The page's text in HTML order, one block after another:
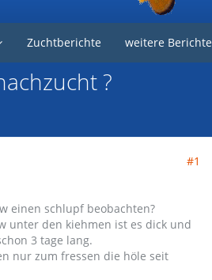
Zuchtberichte weitere Berichte
?
#1
einen schlupf beobachten?
unter den kiehmen ist es dick und
3 tage lang.
nur zum fressen die höle seit